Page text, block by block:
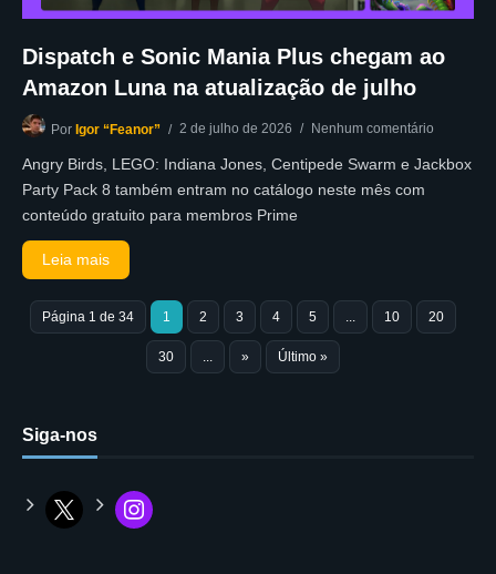
Dispatch e Sonic Mania Plus chegam ao
Amazon Luna na atualização de julho
Por Igor “Feanor” 2 de julho de 2026 Nenhum comentário
Angry Birds, LEGO: Indiana Jones, Centipede Swarm e Jackbox
Party Pack 8 também entram no catálogo neste mês com
conteúdo gratuito para membros Prime
Leia mais
Página 1 de 34 1 2 3 4 5 ... 10 20
30 ... » Último »
Siga-nos